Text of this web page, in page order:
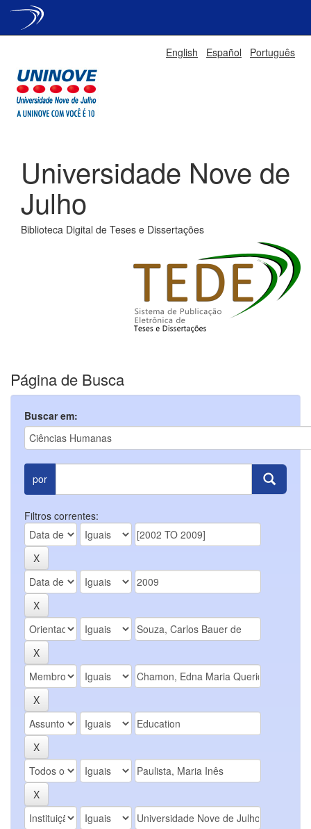
English Español Português
Universidade Nove de
Julho
Biblioteca Digital de Teses e Dissertações
Página de Busca
Buscar em:
por
Filtros correntes: